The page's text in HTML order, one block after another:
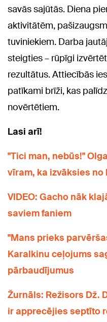
savās sajūtās. Diena
aktivitātēm,
tuviniekiem. Darba
steigties – rūpīgi
rezultātus. Attiecībās
patīkami brīži, kas
novērtētiem.
Lasi arī!
"Tici man, nebūs!"
vīram, ka izvāksies
VIDEO: Gacho nāk
saviem faniem
"Mans prieks
Karalkinu ceļojums
pārbaudījumus
Žurnāls: Režisors Dž.
ir apprecējies septīto